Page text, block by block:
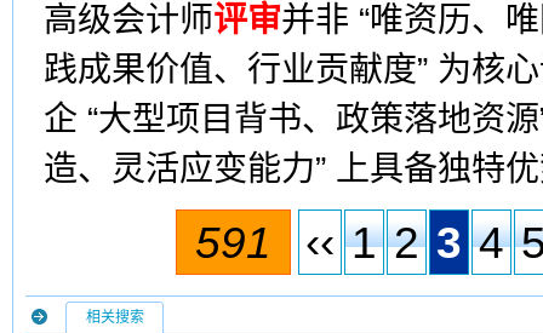
高级会计师评审并非 “唯资历、
践成果价值、行业贡献度” 为核
企 “大型项目背书、政策落地资
造、灵活应变能力” 上具备独特
591 ‹‹ 1 2 3 4
相关搜索